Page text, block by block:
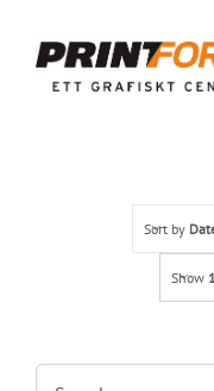
content
INSPIRATION
Lämna original &
Sort by
Show